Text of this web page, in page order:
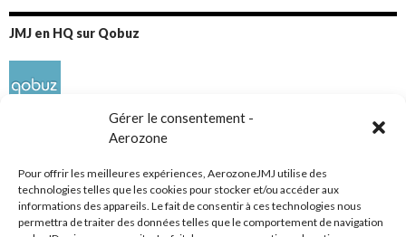
Gérer le consentement -
Aerozone
Pour offrir les meilleures expériences, AerozoneJMJ utilise des
technologies telles que les cookies pour stocker et/ou accéder aux
informations des appareils. Le fait de consentir à ces technologies nous
permettra de traiter des données telles que le comportement de navigation
JMJ en HQ sur Qobuz
Réseaux sociaux